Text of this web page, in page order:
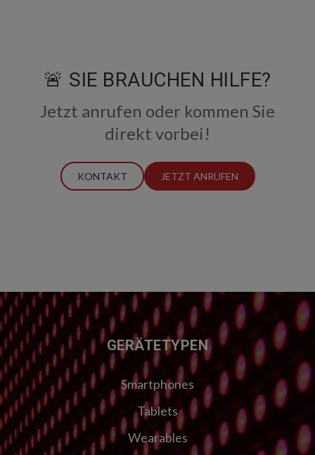
🚨 SIE BRAUCHEN HILFE?
Jetzt anrufen oder kommen Sie
direkt vorbei!
KONTAKT JETZT ANRUFEN
FUSSZEILE GERÄTETYPEN
Smartphones
Tablets
Wearables